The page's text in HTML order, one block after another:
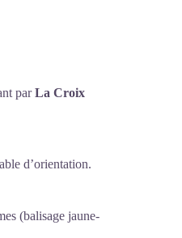
parLa Croix
d’orientation.
(balisage jaune-